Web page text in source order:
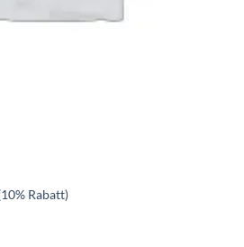
Rabatt)